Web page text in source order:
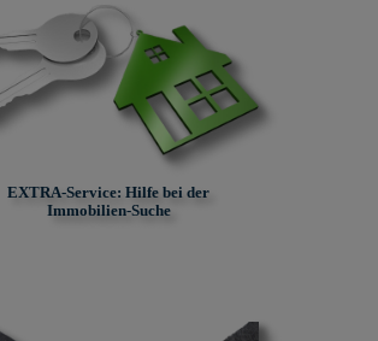
EXTRA-Service: Hilfe bei der
Immobilien-Suche